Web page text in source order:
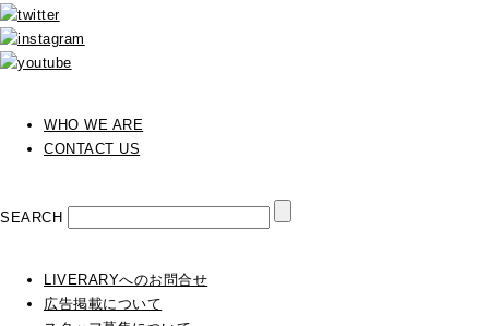
WHO WE ARE
CONTACT US
SEARCH
LIVERARYへのお問合せ
広告掲載について